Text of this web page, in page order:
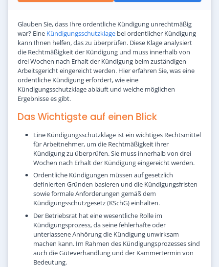
Glauben Sie, dass Ihre ordentliche Kündigung unrechtmäßig
war? Eine Kündigungsschutzklage bei ordentlicher Kündigung
kann Ihnen helfen, das zu überprüfen. Diese Klage analysiert
die Rechtmäßigkeit der Kündigung und muss innerhalb von
drei Wochen nach Erhalt der Kündigung beim zuständigen
Arbeitsgericht eingereicht werden. Hier erfahren Sie, was eine
ordentliche Kündigung erfordert, wie eine
Kündigungsschutzklage abläuft und welche möglichen
Ergebnisse es gibt.
Das Wichtigste auf einen Blick
Eine Kündigungsschutzklage ist ein wichtiges Rechtsmittel
für Arbeitnehmer, um die Rechtmäßigkeit ihrer
Kündigung zu überprüfen. Sie muss innerhalb von drei
Wochen nach Erhalt der Kündigung eingereicht werden.
Ordentliche Kündigungen müssen auf gesetzlich
definierten Gründen basieren und die Kündigungsfristen
sowie formale Anforderungen gemäß dem
Kündigungsschutzgesetz (KSchG) einhalten.
Der Betriebsrat hat eine wesentliche Rolle im
Kündigungsprozess, da seine fehlerhafte oder
unterlassene Anhörung die Kündigung unwirksam
machen kann. Im Rahmen des Kündigungsprozesses sind
auch die Güteverhandlung und der Kammertermin von
Bedeutung.